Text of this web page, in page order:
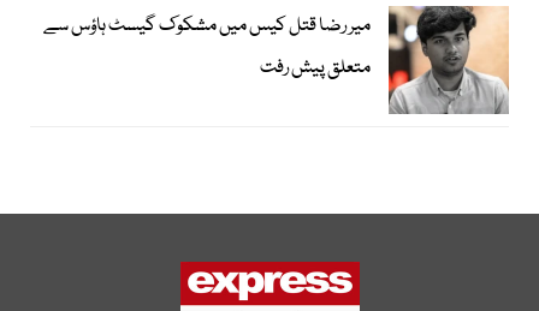
میر رضا قتل کیس میں مشکوک گیسٹ ہاؤس سے
متعلق پیش رفت